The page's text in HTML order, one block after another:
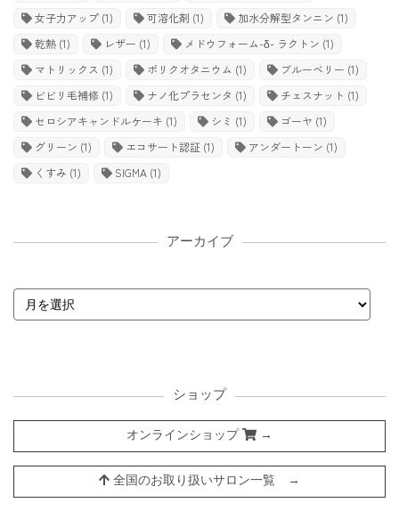
女子力アップ (1) 可溶化剤 (1) 加水分解型タンニン (1)
乾熱 (1) レザー (1) メドウフォーム-δ- ラクトン (1)
マトリックス (1) ポリクオタニウム (1) ブルーベリー (1)
ビビリ毛補修 (1) ナノ化プラセンタ (1) チェスナット (1)
セロシアキャンドルケーキ (1) シミ (1) ゴーヤ (1)
グリーン (1) エコサート認証 (1) アンダートーン (1)
くすみ (1) SIGMA (1)
アーカイブ
ショップ
オンラインショップ →
全国のお取り扱いサロン一覧 →